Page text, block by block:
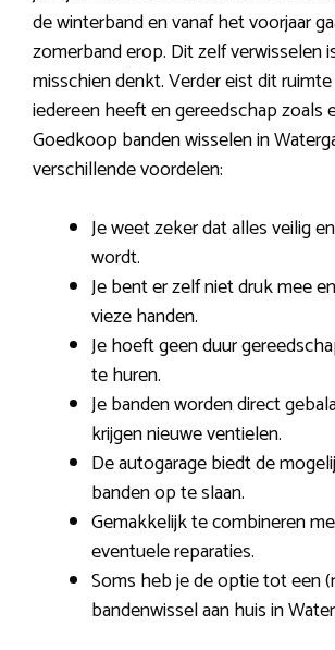
de winterband en vanaf het voorjaar
zomerband erop. Dit zelf verwisselen
misschien denkt. Verder eist dit
iedereen heeft en gereedschap zoals
Goedkoop banden wisselen in
verschillende voordelen:
Je weet zeker dat alles veilig
wordt.
Je bent er zelf niet druk mee
vieze handen.
Je hoeft geen duur
te huren.
Je banden worden direct
krijgen nieuwe ventielen.
De autogarage biedt de
banden op te slaan.
Gemakkelijk te combineren
eventuele reparaties.
Soms heb je de optie tot een
bandenwissel aan huis in